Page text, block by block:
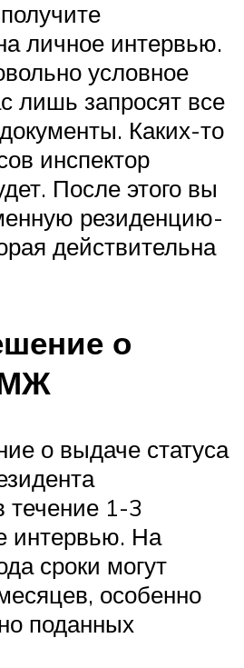
личное интервью.
условное
лишь запросят все
Каких-то
инспектор
После этого вы
резиденцию-
действительна
о
о выдаче статуса
течение 1-3
интервью. На
сроки могут
особенно
поданных